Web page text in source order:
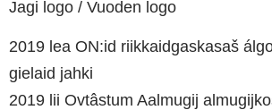
Jagi logo / Vuoden logo
2019 lea ON:id riikkaidgaskasaš
gielaid jahki
2019 lii Ovtâstum Aalmugij